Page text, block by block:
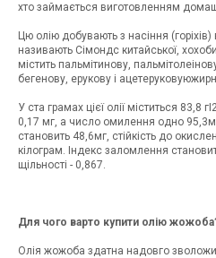
хто займається виготовленням
Цю олію добувають з насіння
називають Сімондс китайської,
містить пальмітинову,
бегенову, ерукову і
У ста грамах цієї олії міститься 83,8
0,17 мг, а число омилення одно
становить 48,6мг, стійкість до
кілограм. Індекс заломлення
щільності - 0,867.
Для чого варто купити олію
Олія жожоба здатна надовго